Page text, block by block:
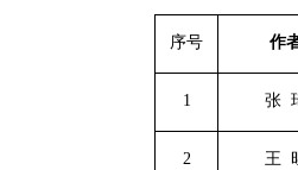
序号 作
1 张
2 王